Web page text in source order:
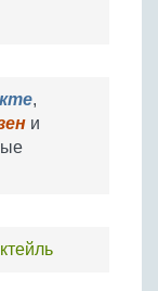
,
и